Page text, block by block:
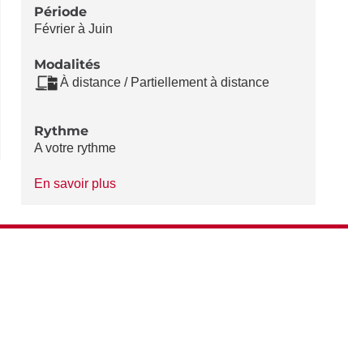
Période
Février à Juin
Modalités
À distance / Partiellement à distance
Rythme
A votre rythme
En savoir plusà
Rythme